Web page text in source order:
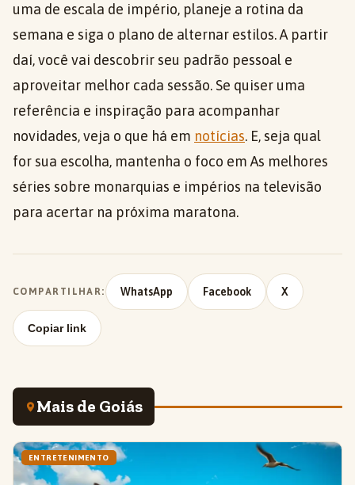
uma de escala de império, planeje a rotina da
semana e siga o plano de alternar estilos. A partir
daí, você vai descobrir seu padrão pessoal e
aproveitar melhor cada sessão. Se quiser uma
referência e inspiração para acompanhar
novidades, veja o que há em notícias. E, seja qual
for sua escolha, mantenha o foco em As melhores
séries sobre monarquias e impérios na televisão
para acertar na próxima maratona.
COMPARTILHAR: WhatsApp Facebook X
Copiar link
Mais de Goiás
ENTRETENIMENTO